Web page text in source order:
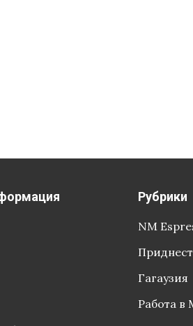
Рубрики
NM
Гагаузия
Работа в